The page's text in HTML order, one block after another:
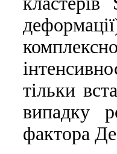
тiльки
випадку
фактора